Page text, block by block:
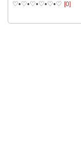
♡•♡•♡•♡•♡•♡ [0]